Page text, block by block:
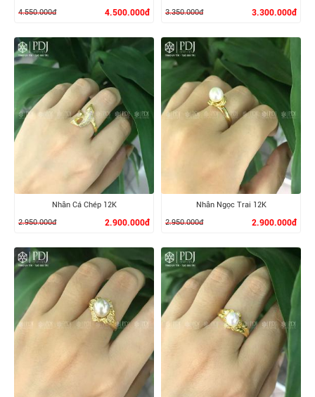
XEM CHI TIẾT
4.550.000đ
4.500.000đ
XEM CHI TIẾT
3.350.000đ
3.300.000đ
XEM CHI TIẾT
Nhẫn Cá Chép 12K
2.950.000đ
2.900.000đ
XEM CHI TIẾT
Nhẫn Ngọc Trai 12K
2.950.000đ
2.900.000đ